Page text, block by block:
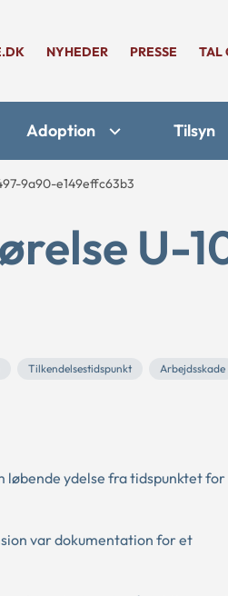
NYHEDER PRESSE TAL
Adoption Tilsyn
9a90-e149effc63b3
U-
Tilkendelsestidspunkt
Arbejdsskade
løbende ydelse fra tidspunktet for
var dokumentation for et